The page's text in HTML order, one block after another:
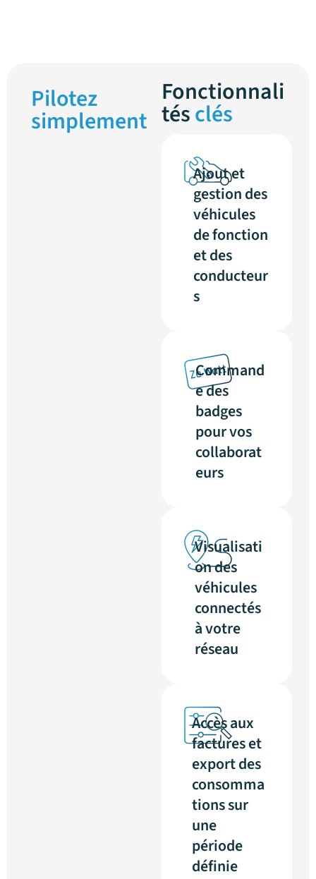
Pilotez
simplement
Fonctionnali
tésclés
Ajout et
gestion des
véhicules
de fonction
et des
conducteur
s
Command
e des
badges
pour vos
collaborat
eurs
Visualisati
on des
véhicules
connectés
à votre
réseau
Accès aux
factures et
export des
consomma
tions sur
une
période
définie